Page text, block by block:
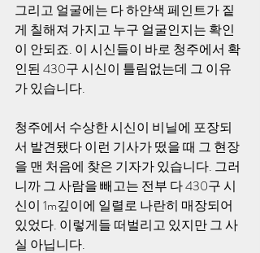
그리고 얼굴에는 다 하얀색 페인트가 짙
게 칠해져 가지고 누구 얼굴인지는 확인
이 안되죠. 이 시신들이 바로 청주에서 확
인된 430구 시신이 틀림없는데 그 이유
가 있습니다.
청주에서 수상한 시신이 비닐에 포장되
서 발견됐다 이런 기사가 떴을 때 그 현장
을 맨 처음에 찾은 기자가 있습니다. 그러
니까 그 사람을 빼고는 전부 다 430구 시
신이 1m깊이에 일렬로 나란히 매장되어
있었다. 이렇게들 떠벌리고 있지만 그 사
실 아닙니다.